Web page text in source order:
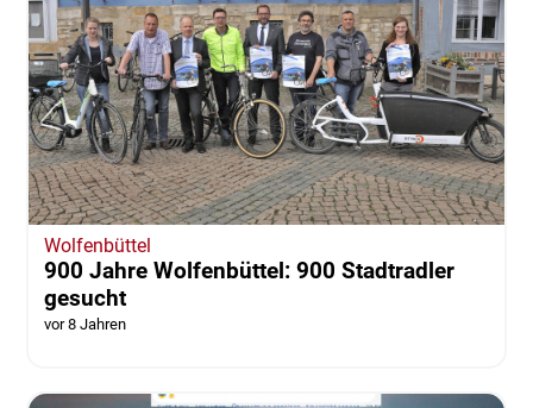
Wolfenbüttel
900 Jahre Wolfenbüttel: 900 Stadtradler
gesucht
vor 8 Jahren